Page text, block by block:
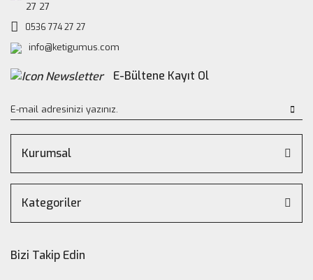
27 27
0536 774 27 27
info@ketigumus.com
E-Bültene Kayıt Ol
Kurumsal
Kategoriler
Bizi Takip Edin